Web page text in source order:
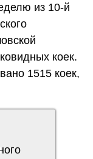
из 10-й
коек.
1515 коек,